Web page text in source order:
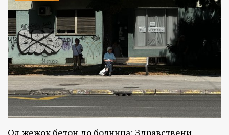
Од жежок бетон до болница: Здравствени